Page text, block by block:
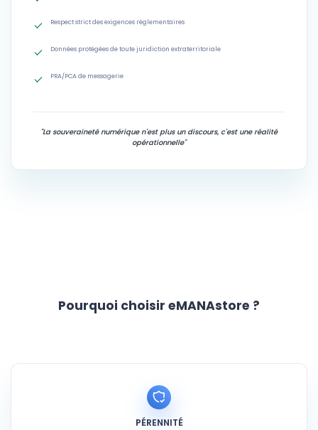
Respect strict des exigences réglementaires
Données protégées de toute juridiction extraterritoriale
PRA/PCA de messagerie
"La souveraineté numérique n'est plus un discours, c'est une réalité
opérationnelle"
Pourquoi choisir eMANAstore ?
PÉRENNITÉ